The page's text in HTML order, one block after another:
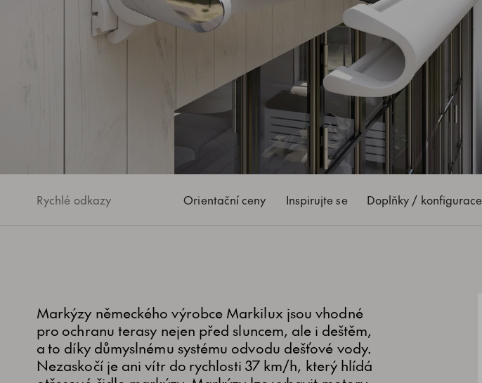
Rychlé odkazy Orientační ceny Inspirujte se Doplňky / konfigurace
Markýzy německého výrobce Markilux jsou vhodné
pro ochranu terasy nejen před sluncem, ale i deštěm,
a to díky důmyslnému systému odvodu dešťové vody.
Nezaskočí je ani vítr do rychlosti 37 km/h, který hlídá